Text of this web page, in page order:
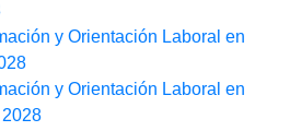
y Orientación Laboral en
y Orientación Laboral en